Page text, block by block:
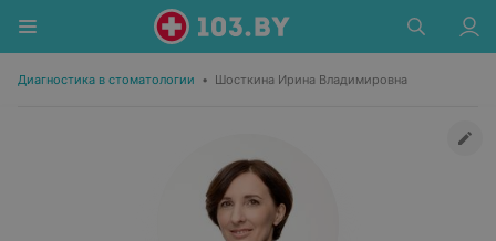
Диагностика в стоматологии • Шосткина Ирина Владимировна